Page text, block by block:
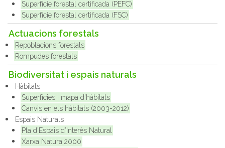
Superfície forestal certificada (PEFC)
Superfície forestal certificada (FSC)
Actuacions forestals
Repoblacions forestals
Rompudes forestals
Biodiversitat i espais naturals
Hàbitats
Superfícies i mapa d’hàbitats
Canvis en els hàbitats (2003-2012)
Espais Naturals
Pla d’Espais d’Interès Natural
Xarxa Natura 2000